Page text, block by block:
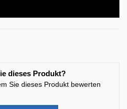
dieses Produkt?
Sie dieses Produkt bewerten